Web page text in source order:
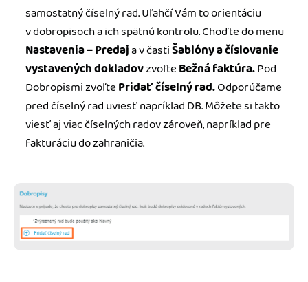
samostatný číselný rad. Uľahčí Vám to orientáciu
v dobropisoch a ich spätnú kontrolu. Choďte do menu
Nastavenia – Predaja v častiŠablóny a číslovanie
vystavených dokladovzvoľteBežná faktúra.Pod
Dobropismi zvoľtePridať číselný rad.Odporúčame
pred číselný rad uviesť napríklad DB. Môžete si takto
viesť aj viac číselných radov zároveň, napríklad pre
fakturáciu do zahraničia.